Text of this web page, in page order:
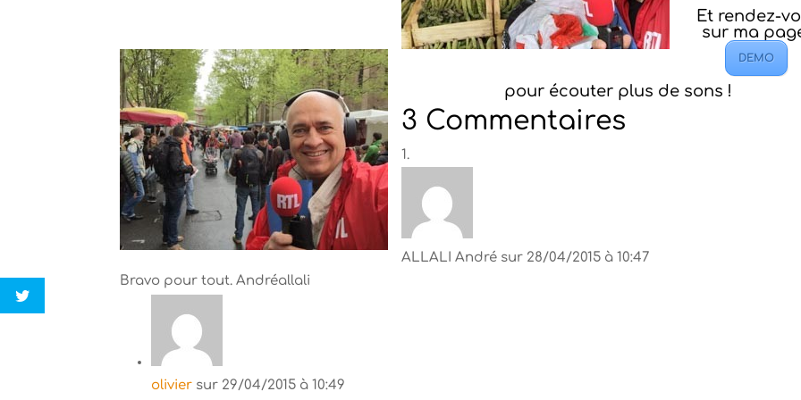
Et rendez-
sur ma
DEMO
pour écouter plus de sons !
3 Commentaires
ALLALI André sur 28/04/2015 à 10:47
Bravo pour tout. Andréallali
olivier sur 29/04/2015 à 10:49